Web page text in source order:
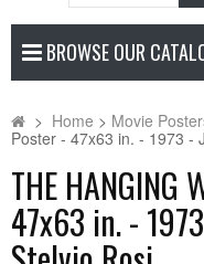
BROWSE OUR
> Home > Movie
Poster - 47x63 in. - 1973 -
THE HANGING
47x63 in. -